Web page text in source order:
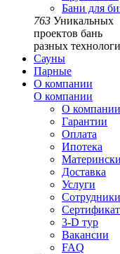
Бани для
763 Уникальных
проектов бань
разных
Сауны
Парные
О компании
О компании
О компании
Гарантии
Оплата
Ипотека
Доставка
Услуги
Сотрудники
3-D тур
Вакансии
FAQ